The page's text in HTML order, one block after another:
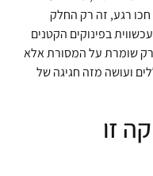
חכו רגע, זה רק החלק
בפינוקים הקטנים
שומרת על המסורת אלא
ועושה מזה חגיגה של
זו